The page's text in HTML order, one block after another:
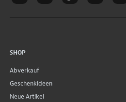
SHOP
Abverkauf
Geschenkideen
Neue Artikel